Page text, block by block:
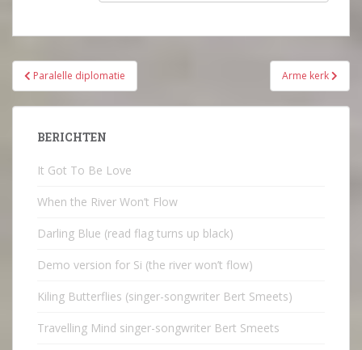
Bericht
navigatie
Paralelle diplomatie Arme kerk
BERICHTEN
It Got To Be Love
When the River Won’t Flow
Darling Blue (read flag turns up black)
Demo version for Si (the river won’t flow)
Kiling Butterflies (singer-songwriter Bert Smeets)
Travelling Mind singer-songwriter Bert Smeets